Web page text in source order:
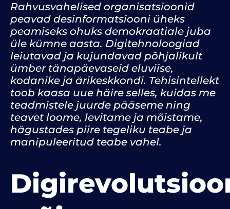
Rahvusvahelised organisatsioonid
peavad desinformatsiooni üheks
peamiseks ohuks demokraatiale juba
üle kümne aasta. Digitehnoloogiad
leiutavad ja kujundavad põhjalikult
ümber tänapäevaseid eluviise,
kodanike ja ärikeskkondi. Tehisintellekt
toob kaasa uue häire selles, kuidas me
teadmistele juurde pääseme ning
teavet loome, levitame ja mõistame,
hägustades piire tegeliku teabe ja
manipuleeritud teabe vahel.